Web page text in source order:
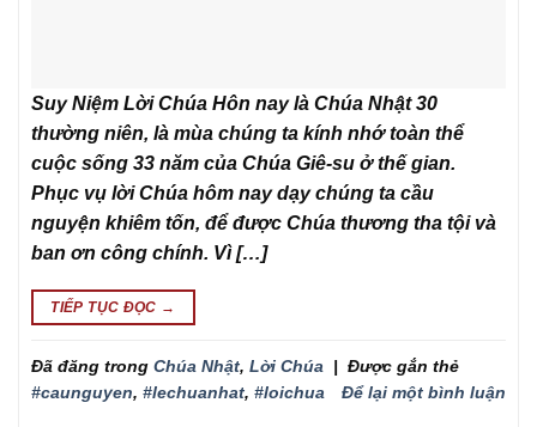
Suy Niệm Lời Chúa Hôn nay là Chúa Nhật 30
thường niên, là mùa chúng ta kính nhớ toàn thể
cuộc sống 33 năm của Chúa Giê-su ở thế gian.
Phục vụ lời Chúa hôm nay dạy chúng ta cầu
nguyện khiêm tốn, để được Chúa thương tha tội và
ban ơn công chính. Vì […]
TIẾP TỤC ĐỌC →
Đã đăng trong Chúa Nhật, Lời Chúa | Được gắn thẻ
#caunguyen, #lechuanhat, #loichua Để lại một bình luận